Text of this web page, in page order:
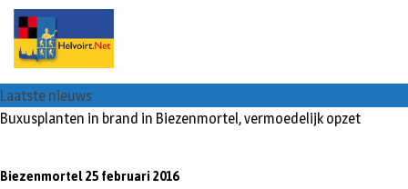
t
o
n
Laatste nieuws
Buxusplanten in brand in Biezenmortel, vermoedelijk opzet
Biezenmortel 25 februari 2016